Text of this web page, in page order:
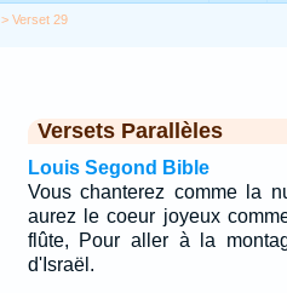
> Verset 29
Versets Parallèles
Louis Segond Bible
Vous chanterez comme la
aurez le coeur joyeux
flûte, Pour aller à la
d'Israël.